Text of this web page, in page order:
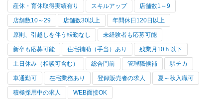
産休・育休取得実績有り スキルアップ 店舗数1～9
店舗数10～29 店舗数30以上 年間休日120日以上
原則、引越しを伴う転勤なし 未経験者も応募可能
新卒も応募可能 住宅補助（手当）あり 残業月10ｈ以下
土日休み（相談可含む） 総合門前 管理職候補 駅チカ
車通勤可 在宅業務あり 登録販売者の求人 夏～秋入職可
積極採用中の求人 WEB面接OK